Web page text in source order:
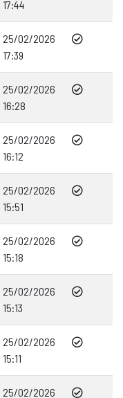
17:44
25/02/2026
17:39
25/02/2026
16:28
25/02/2026
16:12
25/02/2026
15:51
25/02/2026
15:18
25/02/2026
15:13
25/02/2026
15:11
25/02/2026